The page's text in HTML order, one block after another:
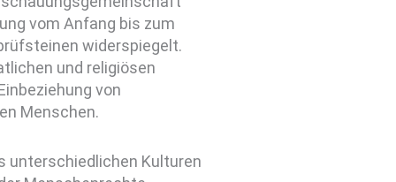
vom Anfang bis zum
widerspiegelt.
und religiösen
von
Menschen.
unterschiedlichen Kulturen